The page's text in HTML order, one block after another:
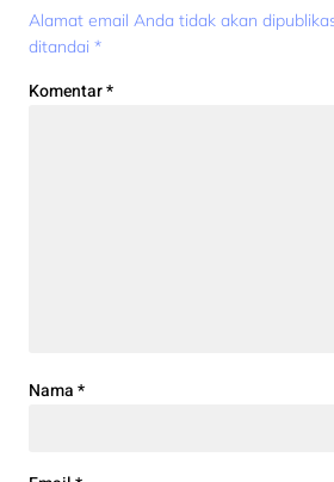
Alamat email Anda tidak akan
ditandai *
Komentar*
Nama*